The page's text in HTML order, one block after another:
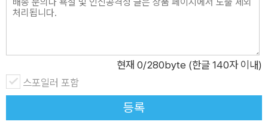
속도를 붙일 수 있습니다. [토익 LC 집중공략을 위한 해커스만의
토익시험 정답확인/해설강의 2. 해커스인강(HackersIngang.c
om) 1) 본 교재 인강 2) 무료 MP3 3) 무료 받아쓰기&쉐도잉 프
로그램 토익 기출 포인트 집중 학습으로 20일 만에 750+ 달성!
1. 토익 최신 기출경향 완벽 반영! 기출 유형으로 완성하는 리스닝
현재 0/280byte (한글 140자 이내)
스포일러 포함
등록